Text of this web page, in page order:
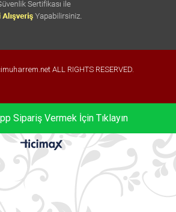
Sipariş Vermek İçin Tıklayın
ALL RIGHTS RESERVED.
Sipariş Vermek İçin Tıklayın